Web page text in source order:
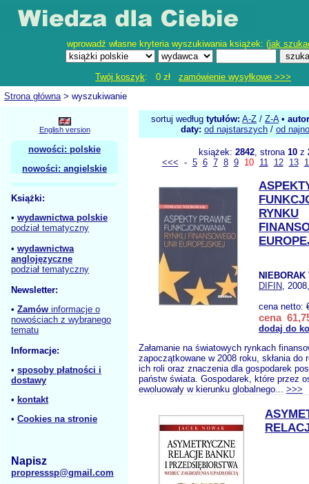
wprowadź własne kryteria wyszukiwania książek: (jak
Twój koszyk: 0 zł zamówienie wysyłkowe >>>
Strona główna> wyszukiwanie
English version
nowości: polskie
nowości: angielskie
Książki:
• wydawnictwa polskie
podział tematyczny
• wydawnictwa
anglojęzyczne
podział tematyczny
Newsletter:
• Zamów informacje o
nowościach z wybranego
tematu
Informacje:
• sposoby płatności i
dostawy
• kontakt
• Cookies na stronie
Napisz
propresssp@gmail.com
sortuj według tytułów: A-Z / Z-A•
daty: od najstarszych / od
książek: 2842, strona 10 z
<<< - 5 6 7 8 9 10 11 12 13
RYNKU
NIEBORAK
DIFIN,
cena netto:
cena
dodaj do
Załamanie na światowych rynkach
zapoczątkowane w 2008 roku, skłania do
ich roli oraz znaczenia dla gospodarek
państw świata. Gospodarek, które przez
ewoluowały w kierunku globalnego... >>>